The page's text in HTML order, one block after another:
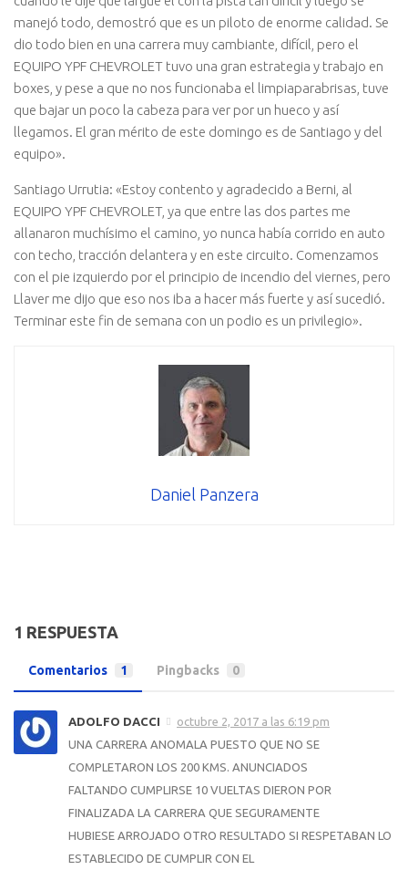
manejó todo, demostró que es un piloto de enorme calidad. Se
dio todo bien en una carrera muy cambiante, difícil, pero el
EQUIPO YPF CHEVROLET tuvo una gran estrategia y trabajo en
boxes, y pese a que no nos funcionaba el limpiaparabrisas, tuve
que bajar un poco la cabeza para ver por un hueco y así
llegamos. El gran mérito de este domingo es de Santiago y del
equipo».
Santiago Urrutia: «Estoy contento y agradecido a Berni, al
EQUIPO YPF CHEVROLET, ya que entre las dos partes me
allanaron muchísimo el camino, yo nunca había corrido en auto
con techo, tracción delantera y en este circuito. Comenzamos
con el pie izquierdo por el principio de incendio del viernes, pero
Llaver me dijo que eso nos iba a hacer más fuerte y así sucedió.
Terminar este fin de semana con un podio es un privilegio».
Daniel Panzera
1 RESPUESTA
Comentarios 1 Pingbacks 0
ADOLFO DACCI
octubre 2, 2017 a las 6:19 pm
UNA CARRERA ANOMALA PUESTO QUE NO SE
COMPLETARON LOS 200 KMS. ANUNCIADOS
FALTANDO CUMPLIRSE 10 VUELTAS DIERON POR
FINALIZADA LA CARRERA QUE SEGURAMENTE
HUBIESE ARROJADO OTRO RESULTADO SI RESPETABAN LO
ESTABLECIDO DE CUMPLIR CON EL